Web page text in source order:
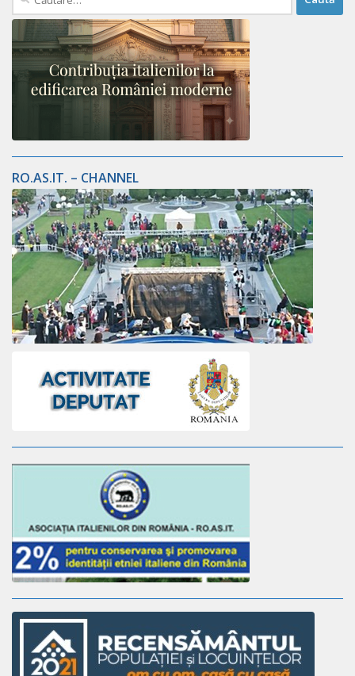
după:
RO.AS.IT. – CHANNEL